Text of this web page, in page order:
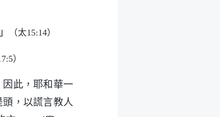
（太15:14）
）
因此，耶和華一
，以謊言教人